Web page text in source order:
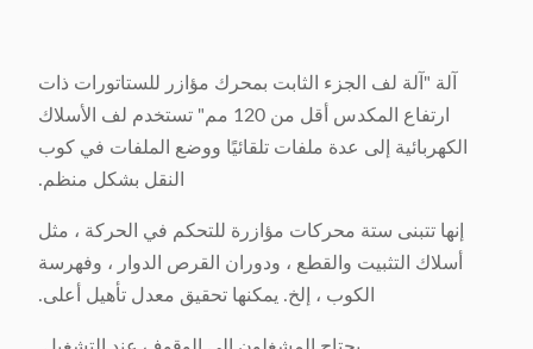
آلة "آلة لف الجزء الثابت بمحرك مؤازر للستاتورات ذات
ارتفاع المكدس أقل من 120 مم" تستخدم لف الأسلاك
الكهربائية إلى عدة ملفات تلقائيًا ووضع الملفات في كوب
النقل بشكل منظم.
إنها تتبنى ستة محركات مؤازرة للتحكم في الحركة ، مثل
أسلاك التثبيت والقطع ، ودوران القرص الدوار ، وفهرسة
الكوب ، إلخ. يمكنها تحقيق معدل تأهيل أعلى.